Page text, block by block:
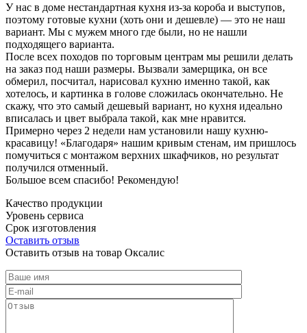
У нас в доме нестандартная кухня из-за короба и выступов,
поэтому готовые кухни (хоть они и дешевле) — это не наш
вариант. Мы с мужем много где были, но не нашли
подходящего варианта.
После всех походов по торговым центрам мы решили делать
на заказ под наши размеры. Вызвали замерщика, он все
обмерил, посчитал, нарисовал кухню именно такой, как
хотелось, и картинка в голове сложилась окончательно. Не
скажу, что это самый дешевый вариант, но кухня идеально
вписалась и цвет выбрала такой, как мне нравится.
Примерно через 2 недели нам установили нашу кухню-
красавицу! «Благодаря» нашим кривым стенам, им пришлось
помучиться с монтажом верхних шкафчиков, но результат
получился отменный.
Большое всем спасибо! Рекомендую!
Качество продукции
Уровень сервиса
Срок изготовления
Оставить отзыв
Оставить отзыв на товар Оксалис